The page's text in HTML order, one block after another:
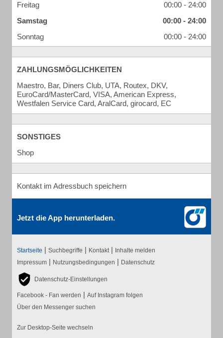
Freitag
00:00 - 24:00
Samstag
00:00 - 24:00
Sonntag
00:00 - 24:00
ZAHLUNGSMÖGLICHKEITEN
Maestro, Bar, Diners Club, UTA, Routex, DKV,
EuroCard/MasterCard, VISA, American Express,
Westfalen Service Card, AralCard, girocard, EC
SONSTIGES
Shop
Kontakt im Adressbuch speichern
Jetzt die App herunterladen.
Startseite | Suchbegriffe | Kontakt | Inhalte melden
Impressum | Nutzungsbedingungen | Datenschutz
Datenschutz-Einstellungen
Facebook - Fan werden | Auf Instagram folgen
Über den Messenger suchen
Zur Desktop-Seite wechseln